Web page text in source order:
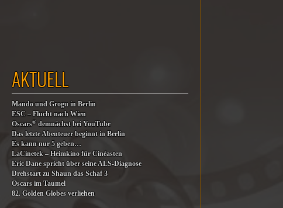
AKTUELL
Mando und Grogu in Berlin
ESC – Flucht nach Wien
Oscars®demnächst bei YouTube
Das letzte Abenteuer beginnt in Berlin
Es kann nur 5 geben…
LaCinetek – Heimkino für Cinéasten
Eric Dane spricht über seine ALS-Diagnose
Drehstart zu Shaun das Schaf 3
Oscars im Taumel
82. Golden Globes verliehen